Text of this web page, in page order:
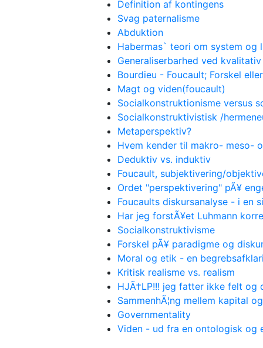
Definition af kontingens
Svag paternalisme
Abduktion
Habermas` teori om system og
Generaliserbarhed ved
Bourdieu - Foucault; Forskel
Magt og viden(foucault)
Socialkonstruktionisme versus
Socialkonstruktivistisk /
Metaperspektiv?
Hvem kender til makro- meso-
Deduktiv vs. induktiv
Foucault, subjektivering/
Ordet "perspektivering" pÃ¥
Foucaults diskursanalyse - i en
Har jeg forstÃ¥et Luhmann
Socialkonstruktivisme
Forskel pÃ¥ paradigme og
Moral og etik - en
Kritisk realisme vs. realism
HJÃ†LP!!! jeg fatter ikke felt og
SammenhÃ¦ng mellem kapital
Governmentality
Viden - ud fra en ontologisk og